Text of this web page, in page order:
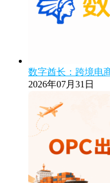
数字酋长：跨境电
2026年07月31日